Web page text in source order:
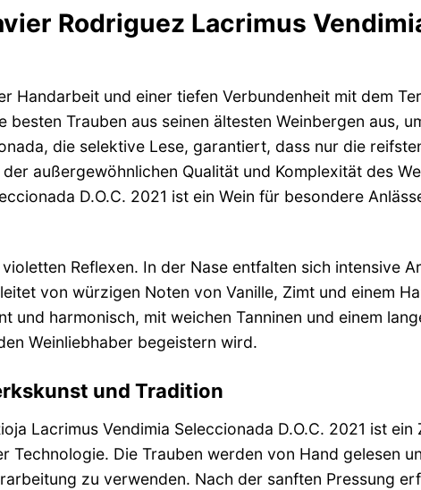
Rodriguez Lacrimus
Handarbeit und einer tiefen Verbundenheit mit dem
besten Trauben aus seinen ältesten Weinbergen aus,
die selektive Lese, garantiert, dass nur die
außergewöhnlichen Qualität und Komplexität des
D.O.C. 2021 ist ein Wein für besondere
Reflexen. In der Nase entfalten sich intensive
von würzigen Noten von Vanille, Zimt und einem
und harmonisch, mit weichen Tanninen und einem
Weinliebhaber begeistern wird.
und Tradition
Lacrimus Vendimia Seleccionada D.O.C. 2021 ist ein
Technologie. Die Trauben werden von Hand gelesen
zu verwenden. Nach der sanften Pressung